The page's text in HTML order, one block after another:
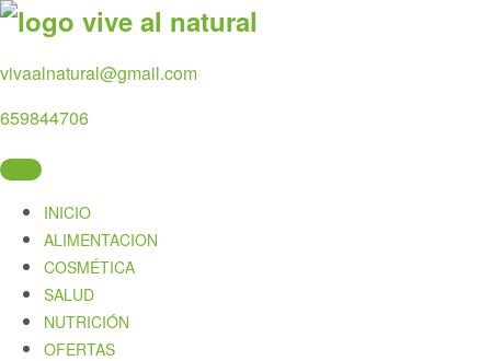
Skip
content
vivaalnatural@gmail.com
659844706
INICIO
ALIMENTACION
COSMÉTICA
SALUD
NUTRICIÓN
OFERTAS